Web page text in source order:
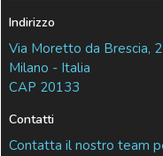
Indirizzo
Via Moretto da Brescia,
Milano - Italia
CAP 20133
Contatti
Contatta il nostro team